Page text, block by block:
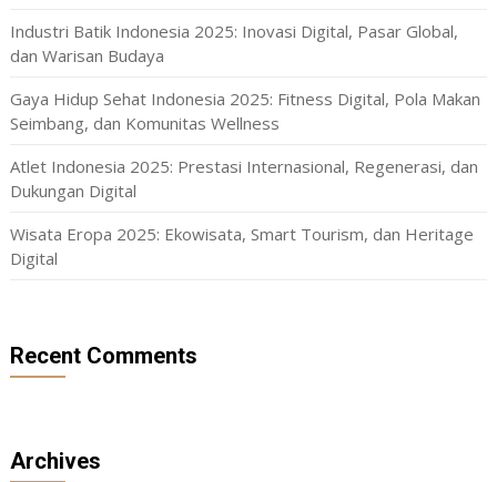
Industri Batik Indonesia 2025: Inovasi Digital, Pasar Global,
dan Warisan Budaya
Gaya Hidup Sehat Indonesia 2025: Fitness Digital, Pola Makan
Seimbang, dan Komunitas Wellness
Atlet Indonesia 2025: Prestasi Internasional, Regenerasi, dan
Dukungan Digital
Wisata Eropa 2025: Ekowisata, Smart Tourism, dan Heritage
Digital
Recent Comments
Archives